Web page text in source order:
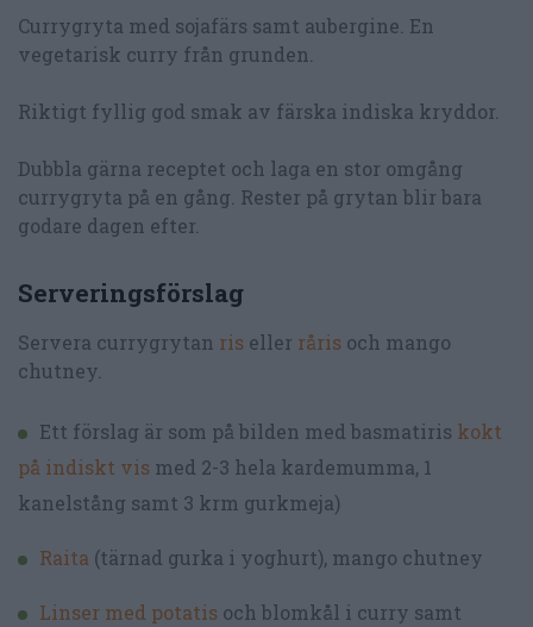
Currygryta med sojafärs samt aubergine. En
vegetarisk curry från grunden.
Riktigt fyllig god smak av färska indiska kryddor.
Dubbla gärna receptet och laga en stor omgång
currygryta på en gång. Rester på grytan blir bara
godare dagen efter.
Serveringsförslag
Servera currygrytan ris eller råris och mango
chutney.
Ett förslag är som på bilden med basmatiris kokt
på indiskt vis med 2-3 hela kardemumma, 1
kanelstång samt 3 krm gurkmeja)
Raita (tärnad gurka i yoghurt), mango chutney
Linser med potatis och blomkål i curry samt